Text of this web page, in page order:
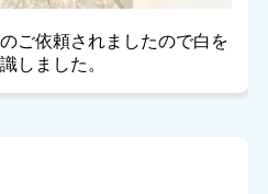
ご依頼されましたので白を
しました。